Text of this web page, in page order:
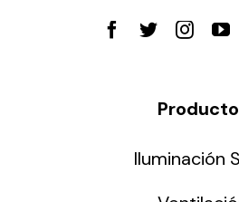
Iluminación